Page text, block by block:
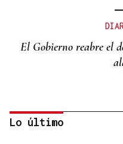
El Gobierno reabre el
Lo último